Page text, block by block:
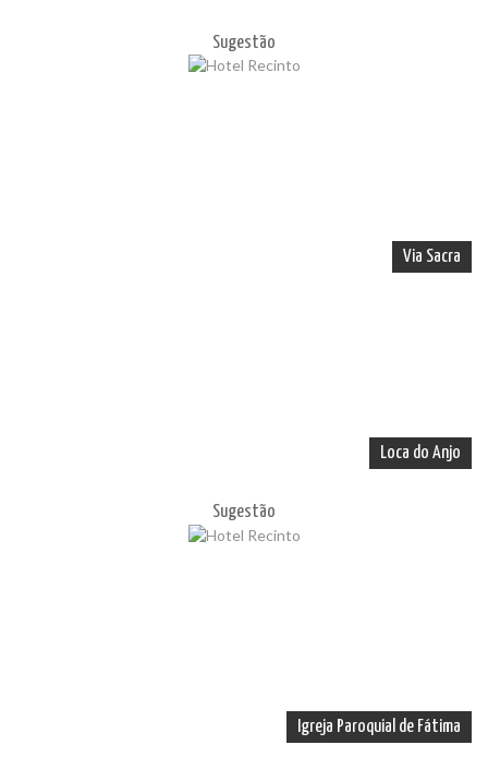
Sugestão
Via Sacra
Loca do Anjo
Sugestão
Igreja Paroquial de Fátima